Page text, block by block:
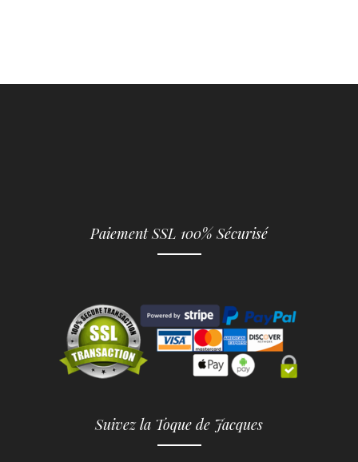
Paiement SSL 100% Sécurisé
Suivez la Toque de Jacques